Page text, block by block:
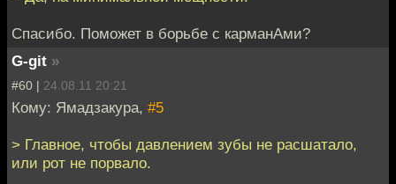
Спасибо. Поможет в борьбе с карманАми?
G-git »
#60 | 24.08.11 20:21
Кому: Ямадзакура, #5
> Главное, чтобы давлением зубы не расшатало,
или рот не порвало.